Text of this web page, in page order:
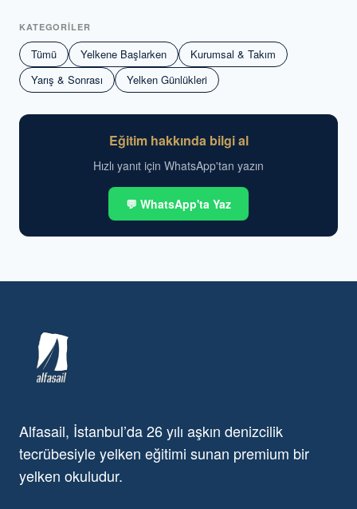
KATEGORİLER
Tümü Yelkene Başlarken
Kurumsal & Takım
Yarış & Sonrası
Yelken Günlükleri
Eğitim hakkında bilgi al
Hızlı yanıt için WhatsApp'tan yazın
💬 WhatsApp'ta Yaz
Alfasail, İstanbul’da 26 yılı aşkın denizcilik
tecrübesiyle yelken eğitimi sunan premium bir
yelken okuludur.